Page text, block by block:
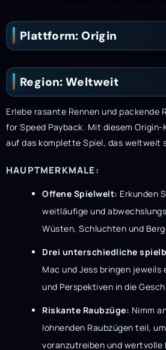
Plattform: Origin
Region: Weltweit
Erlebe rasante Rennen und packende
for Speed ​​Payback. Mit diesem
auf das komplette Spiel, das weltweit
HAUPTMERKMALE:
Offene Spielwelt: Erkunden
weitläufige und
Wüsten, Schluchten und
Drei unterschiedliche
Mac und Jess bringen
und Perspektiven in die
Riskante Raubzüge: Nimm
lohnenden Raubzügen teil,
voranzutreiben und wertvolle